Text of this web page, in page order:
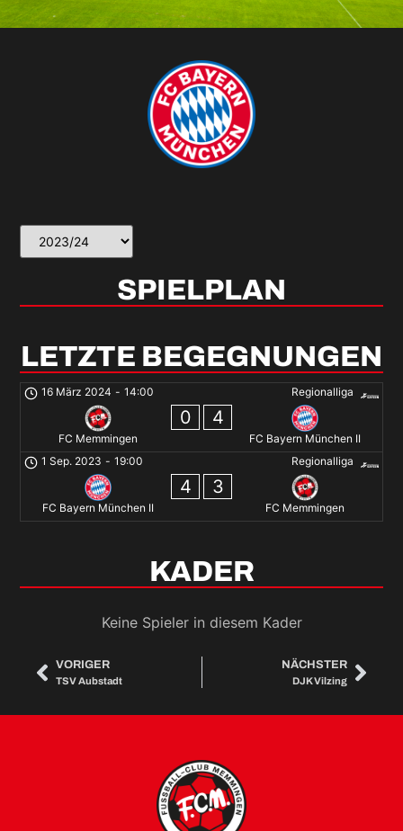
SPIELPLAN
LETZTE BEGEGNUNGEN
Regionalliga
16 März 2024 - 14:00
FC Memmingen
0 4
FC Bayern München II
Regionalliga
1 Sep. 2023 - 19:00
FC Bayern München II
4 3
FC Memmingen
KADER
Keine Spieler in diesem Kader
VORIGER
TSV Aubstadt
NÄCHSTER
DJK Vilzing